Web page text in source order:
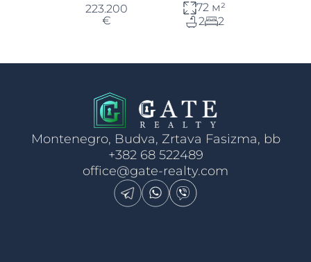
223.200
€
72 м²
2
2
Montenegro, Budva, Zrtava Fasizma, bb
+382 68 522489
office@gate-realty.com